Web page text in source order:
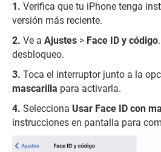
Verifica que tu iPhone tenga
versión más reciente.
Ve a Ajustes > Face ID y código
desbloqueo.
Toca el interruptor junto a la
mascarilla para activarla.
Selecciona Usar Face ID con
instrucciones en pantalla para